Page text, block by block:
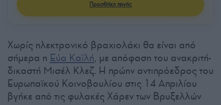
Προσθήκη πηγής
Χωρίς ηλεκτρονικό βραχιολάκι θα είναι από
σήμερα η Εύα Καϊλή, με απόφαση του ανακριτή-
δικαστή Μισέλ Κλεζ. Η πρώην αντιπρόεδρος του
Ευρωπαϊκού Κοινοβουλίου στις 14 Απριλίου
βγήκε από τις φυλακές Χάρεν των Βρυξελλών